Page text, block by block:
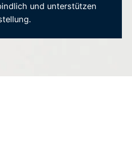
und unterstützen